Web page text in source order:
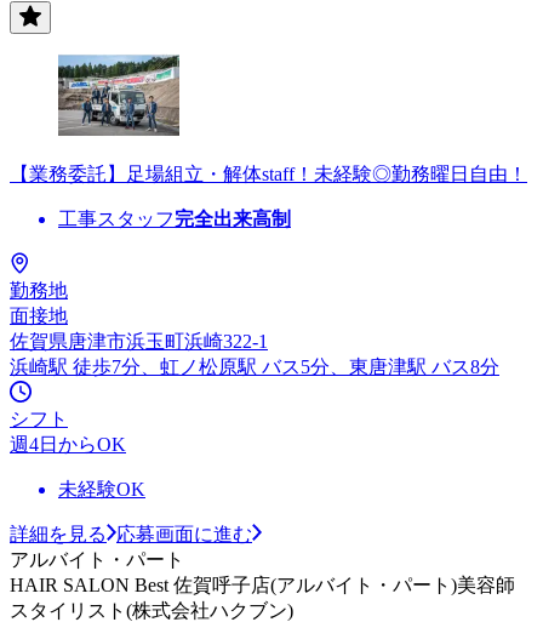
【業務委託】足場組立・解体staff！未経験◎勤務曜日自由！
工事スタッフ完全出来高制
勤務地
面接地
佐賀県唐津市浜玉町浜崎322-1
浜崎駅 徒歩7分、虹ノ松原駅 バス5分、東唐津駅 バス8分
シフト
週4日からOK
未経験OK
詳細を見る
応募画面に進む
アルバイト・パート
HAIR SALON Best 佐賀呼子店(アルバイト・パート)美容師
スタイリスト(株式会社ハクブン)